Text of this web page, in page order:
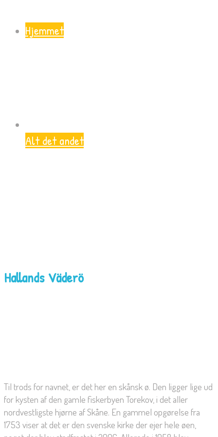
Hjemmet
Alt det andet
Hallands Väderö
Til trods for navnet, er det her en skånsk ø. Den ligger lige ud
for kysten af den gamle fiskerbyen Torekov, i det aller
nordvestligste hjørne af Skåne. En gammel opgørelse fra
1753 viser at det er den svenske kirke der ejer hele øen,